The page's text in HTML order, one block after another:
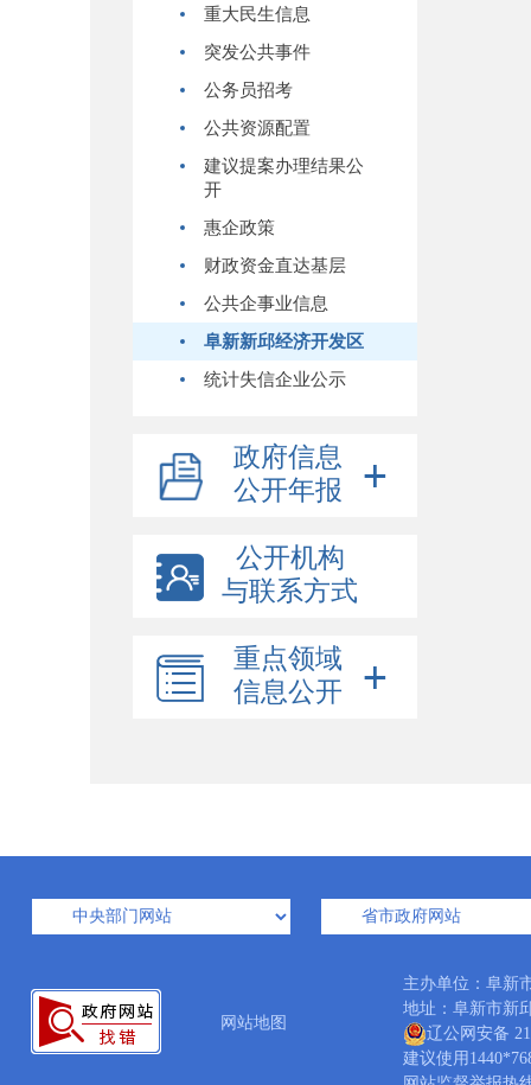
重大民生信息
突发公共事件
公务员招考
公共资源配置
建议提案办理结果公
开
惠企政策
财政资金直达基层
公共企事业信息
阜新新邱经济开发区
统计失信企业公示
政府信息
公开年报
公开机构
与联系方式
重点领域
信息公开
网站地图
主办单位：阜
地址：阜新市
辽公网安备
建议使用